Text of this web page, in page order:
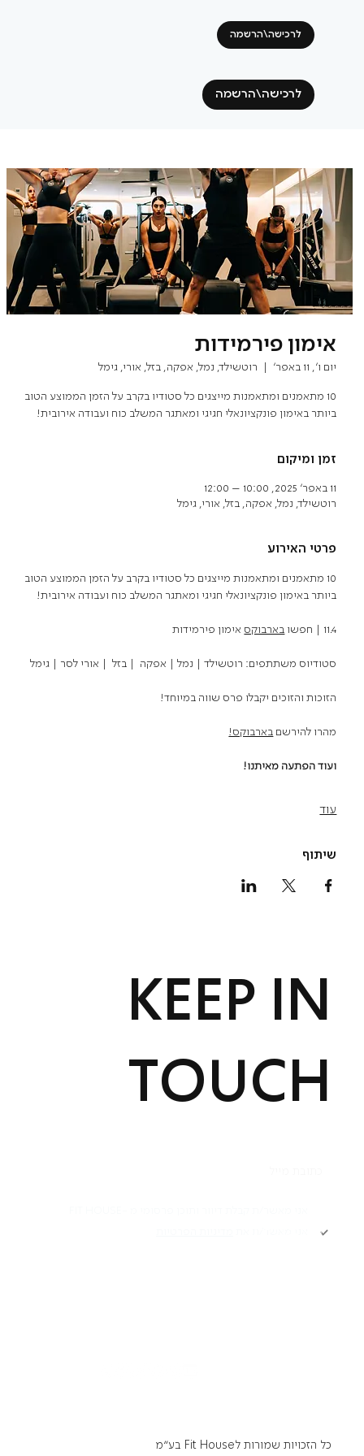
לרכישה\הרשמה
לרכישה\הרשמה
אימון פירמידות
יום ו׳, 11 באפר׳ רוטשילד, נמל, אפקה, בזל, אורי, גימל
10 מתאמנים ומתאמנות מייצגים כל סטודיו בקרב על הזמן הממוצע הטוב
ביותר באימון פונקציונאלי חגיגי ומאתגר המשלב כוח ועבודה אירובית!
זמן ומיקום
11 באפר׳ 2025, 10:00 – 12:00
רוטשילד, נמל, אפקה, בזל, אורי, גימל
פרטי האירוע
10 מתאמנים ומתאמנות מייצגים כל סטודיו בקרב על הזמן הממוצע הטוב
ביותר באימון פונקציונאלי חגיגי ומאתגר המשלב כוח ועבודה אירובית!
11.4 | חפשו בארבוקס אימון פירמידות
סטודיוס משתתפים: רוטשילד | נמל | אפקה  | בזל  | אורי לסר | גימל
הזוכות והזוכים יקבלו פרס שווה במיוחד!
מהרו להירשם בארבוקס!
ועוד הפתעה מאיתנו!
עוד
שיתוף
KEEP IN
TOUCH
כל הזכויות שמורות לFit House בע״מ
Academy תקנון